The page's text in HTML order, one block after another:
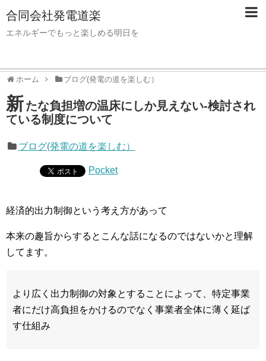
合同会社発電道楽
エネルギーでもっと楽しめる明日を
ホーム ブログ(発電の道を楽しむ）
新たな負担増の温床にしか見えない-検討され
ている制度について
ブログ(発電の道を楽しむ）
Pocket
経済的出力制御という考え方があって
本来の趣旨からするとこんな話になるのではないかと理解
してます。
より広く出力制御の対象とすることによって、特定事業
者にだけ高負担をかけるのでなく事業者全体に薄く延ば
す仕組み